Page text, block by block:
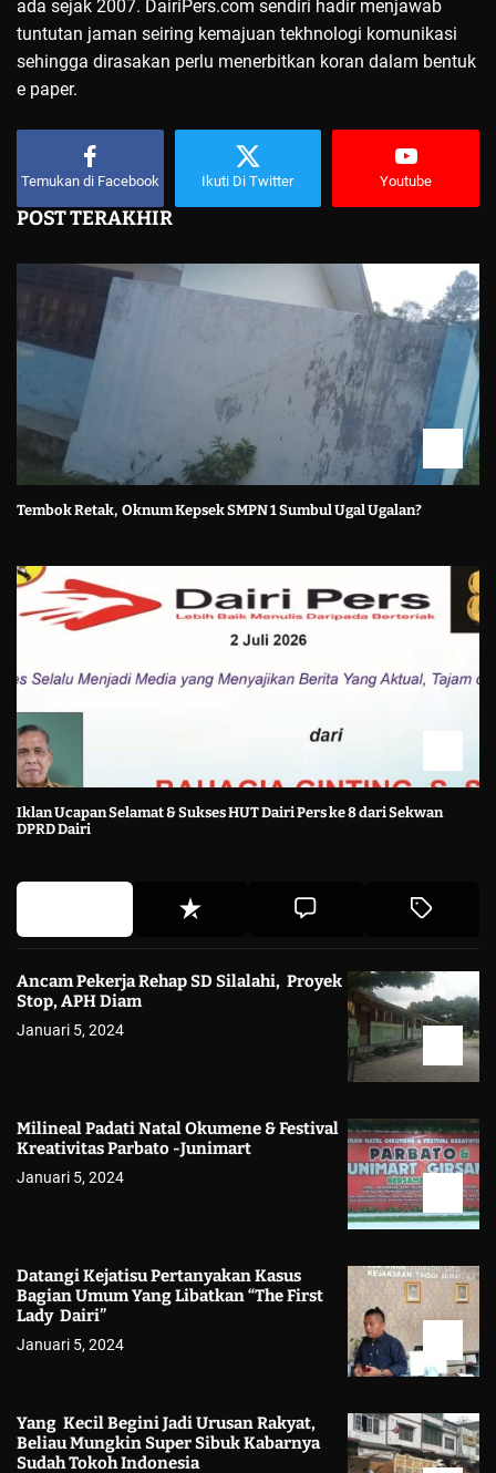
ada sejak 2007. DairiPers.com sendiri hadir menjawab
tuntutan jaman seiring kemajuan tekhnologi komunikasi
sehingga dirasakan perlu menerbitkan koran dalam bentuk
e paper.
Temukan di Facebook Ikuti Di Twitter Youtube
POST TERAKHIR
Tembok Retak, Oknum Kepsek SMPN 1 Sumbul Ugal Ugalan?
Iklan Ucapan Selamat & Sukses HUT Dairi Pers ke 8 dari Sekwan
DPRD Dairi
Ancam Pekerja Rehap SD Silalahi, Proyek
Stop, APH Diam
Januari 5, 2024
Milineal Padati Natal Okumene & Festival
Kreativitas Parbato -Junimart
Januari 5, 2024
Datangi Kejatisu Pertanyakan Kasus
Bagian Umum Yang Libatkan “The First
Lady Dairi”
Januari 5, 2024
Yang Kecil Begini Jadi Urusan Rakyat,
Beliau Mungkin Super Sibuk Kabarnya
Sudah Tokoh Indonesia